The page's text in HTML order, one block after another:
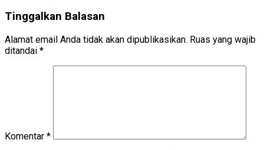
Tinggalkan Balasan
Alamat email Anda tidak akan dipublikasikan. Ruas yang wajib
ditandai *
Komentar *